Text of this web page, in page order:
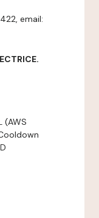
email:
(AWS